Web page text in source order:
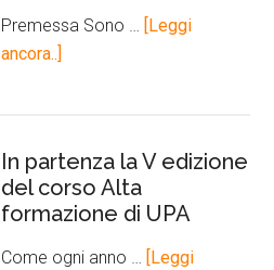
Premessa Sono …
[Leggi
ancora..]
In partenza la V edizione
del corso Alta
formazione di UPA
Come ogni anno …
[Leggi